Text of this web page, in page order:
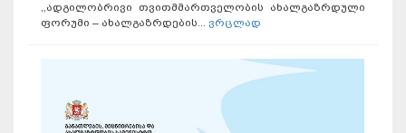
,,ადგილობრივი თვითმმართველობის ახალგაზრდული
ფორუმი – ახალგაზრდების... ვრცლად